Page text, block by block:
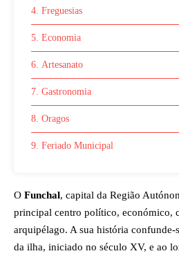
4. Freguesias
5. Economia
6. Artesanato
7. Gastronomia
8. Oragos
9. Feriado Municipal
O Funchal, capital da Região
principal centro político, económico,
arquipélago. A sua história confunde-
da ilha, iniciado no século XV, e ao